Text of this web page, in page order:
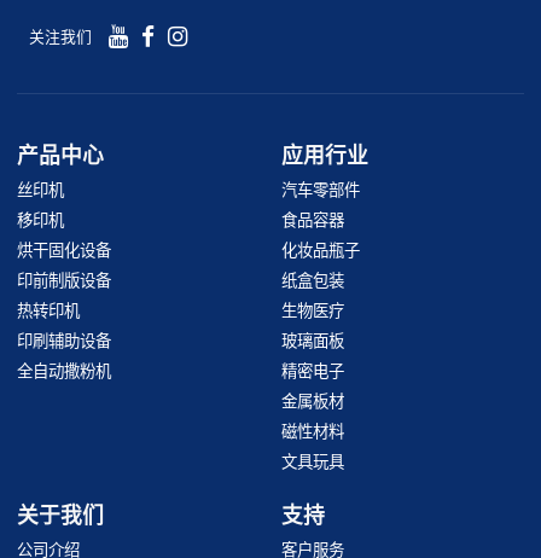
关注我们
产品中心
丝印机
移印机
烘干固化设备
印前制版设备
热转印机
印刷辅助设备
全自动撒粉机
应用行业
汽车零部件
食品容器
化妆品瓶子
纸盒包装
生物医疗
玻璃面板
精密电子
金属板材
磁性材料
文具玩具
关于我们
公司介绍
支持
客户服务